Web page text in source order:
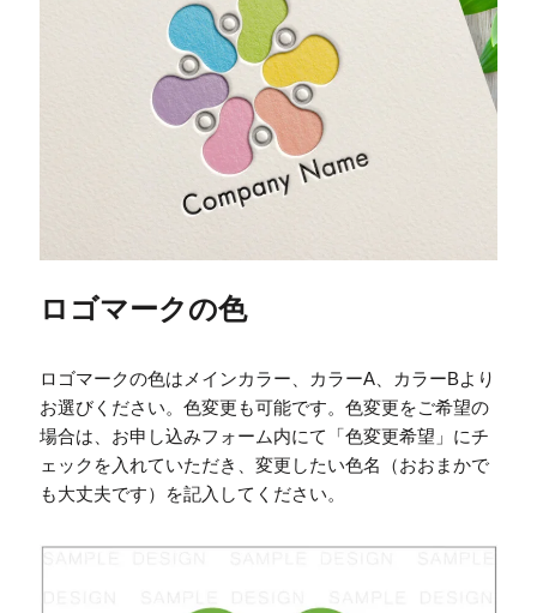
ロゴマークの色
ロゴマークの色はメインカラー、カラーA、カラーBより
お選びください。色変更も可能です。色変更をご希望の
場合は、お申し込みフォーム内にて「色変更希望」にチ
ェックを入れていただき、変更したい色名（おおまかで
も大丈夫です）を記入してください。